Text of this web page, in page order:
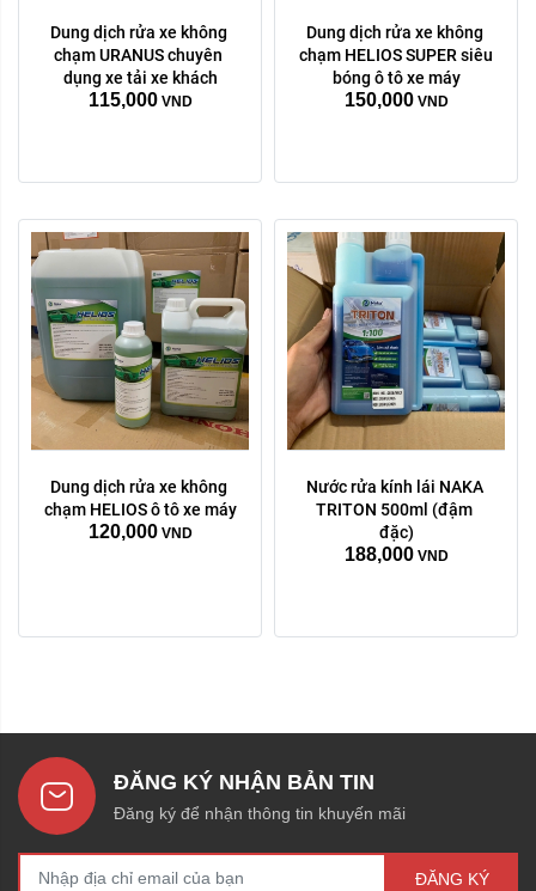
Dung dịch rửa xe không
chạm URANUS chuyên
dụng xe tải xe khách
115,000 VND
Dung dịch rửa xe không
chạm HELIOS SUPER siêu
bóng ô tô xe máy
150,000 VND
Dung tích:
1 lít
5 Lít 20 lít
Dung dịch rửa xe không
chạm HELIOS ô tô xe máy
120,000 VND
Nước rửa kính lái NAKA
TRITON 500ml (đậm
đặc)
188,000 VND
ĐĂNG KÝ NHẬN BẢN TIN
Đăng ký để nhận thông tin khuyến mãi
ĐĂNG KÝ